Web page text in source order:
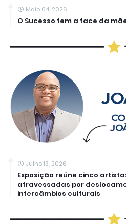
Maio 04, 2026
O Sucesso tem a face da
Julho 13, 2026
Exposição reúne cinco
atravessadas por
intercâmbios culturais